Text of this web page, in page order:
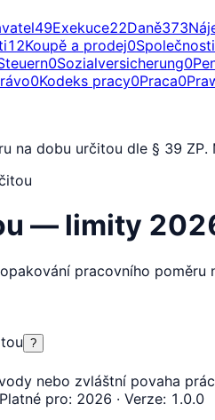
49Exekuce22Daně373
12Koupě a prodej0Společnosti
0Sozialversicherung0
0Kodeks pracy0Praca0
na dobu určitou dle § 39
— limity
pracovního
?
nebo zvláštní povaha
Platné pro: 2026 · Verze: 1.0.0